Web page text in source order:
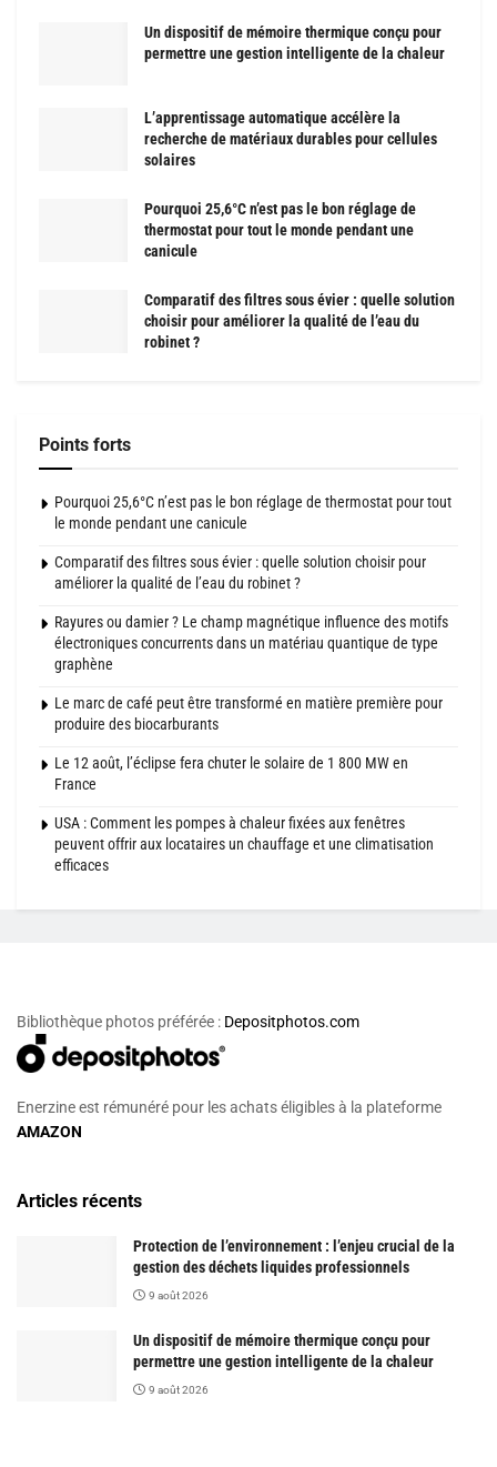
Un dispositif de mémoire thermique conçu pour
permettre une gestion intelligente de la chaleur
L’apprentissage automatique accélère la
recherche de matériaux durables pour cellules
solaires
Pourquoi 25,6°C n’est pas le bon réglage de
thermostat pour tout le monde pendant une
canicule
Comparatif des filtres sous évier : quelle solution
choisir pour améliorer la qualité de l’eau du
robinet ?
Points forts
Pourquoi 25,6°C n’est pas le bon réglage de thermostat pour tout
le monde pendant une canicule
Comparatif des filtres sous évier : quelle solution choisir pour
améliorer la qualité de l’eau du robinet ?
Rayures ou damier ? Le champ magnétique influence des motifs
électroniques concurrents dans un matériau quantique de type
graphène
Le marc de café peut être transformé en matière première pour
produire des biocarburants
Le 12 août, l’éclipse fera chuter le solaire de 1 800 MW en
France
USA : Comment les pompes à chaleur fixées aux fenêtres
peuvent offrir aux locataires un chauffage et une climatisation
efficaces
Bibliothèque photos préférée : Depositphotos.com
Enerzine est rémunéré pour les achats éligibles à la plateforme
AMAZON
Articles récents
Protection de l’environnement : l’enjeu crucial de la
gestion des déchets liquides professionnels
9 août 2026
Un dispositif de mémoire thermique conçu pour
permettre une gestion intelligente de la chaleur
9 août 2026